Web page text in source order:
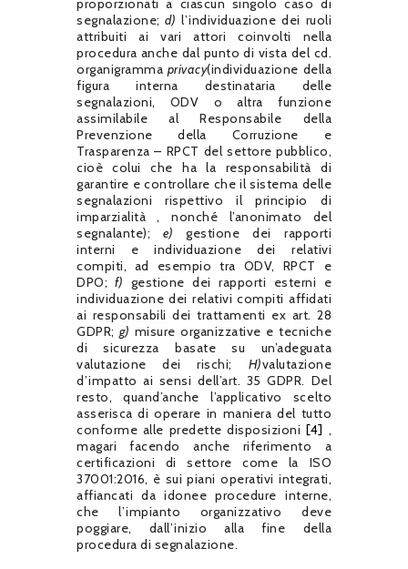
proporzionati a ciascun singolo caso di
segnalazione;d) l’individuazione dei ruoli
attribuiti ai vari attori coinvolti nella
procedura anche dal punto di vista del cd.
organigramma privacy(individuazione della
figura interna destinataria delle
segnalazioni, ODV o altra funzione
assimilabile al Responsabile della
Prevenzione della Corruzione e
Trasparenza – RPCT del settore pubblico,
cioè colui che ha la responsabilità di
garantire e controllare che il sistema delle
segnalazioni rispettivo il principio di
imparzialità , nonché l’anonimato del
segnalante);e) gestione dei rapporti
interni e individuazione dei relativi
compiti, ad esempio tra ODV, RPCT e
DPO;f) gestione dei rapporti esterni e
individuazione dei relativi compiti affidati
ai responsabili dei trattamenti ex art. 28
GDPR; g) misure organizzative e tecniche
di sicurezza basate su un’adeguata
valutazione dei rischi; H)valutazione
d’impatto ai sensi dell’art. 35 GDPR. Del
resto, quand’anche l’applicativo scelto
asserisca di operare in maniera del tutto
conforme alle predette disposizioni[4] ,
magari facendo anche riferimento a
certificazioni di settore come la ISO
37001:2016, è sui piani operativi integrati,
affiancati da idonee procedure interne,
che l’impianto organizzativo deve
poggiare, dall’inizio alla fine della
procedura di segnalazione.